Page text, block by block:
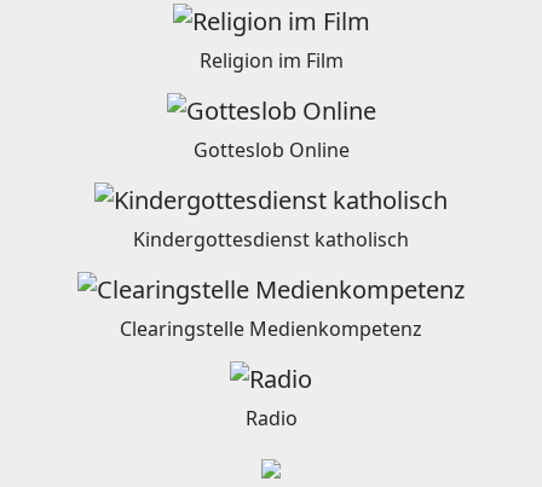
Religion im Film
Gotteslob Online
Kindergottesdienst katholisch
Clearingstelle Medienkompetenz
Radio